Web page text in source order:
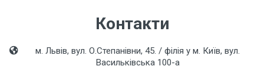
Контакти
м. Львів, вул. О.Степанівни, 45. / філія у м. Київ, вул.
Васильківська 100-а